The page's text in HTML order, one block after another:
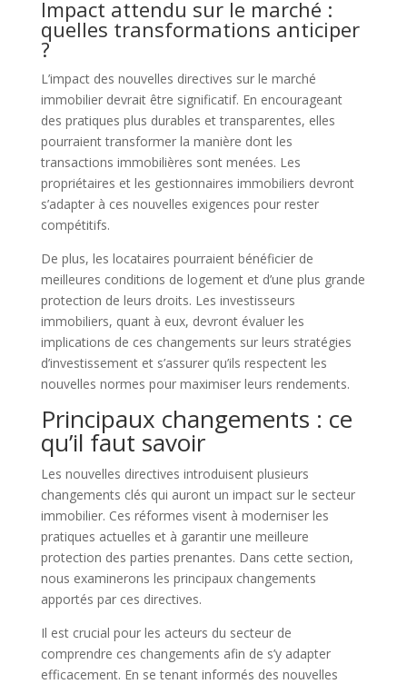
Impact attendu sur le marché :
quelles transformations anticiper
?
L’impact des nouvelles directives sur le marché
immobilier devrait être significatif. En encourageant
des pratiques plus durables et transparentes, elles
pourraient transformer la manière dont les
transactions immobilières sont menées. Les
propriétaires et les gestionnaires immobiliers devront
s’adapter à ces nouvelles exigences pour rester
compétitifs.
De plus, les locataires pourraient bénéficier de
meilleures conditions de logement et d’une plus grande
protection de leurs droits. Les investisseurs
immobiliers, quant à eux, devront évaluer les
implications de ces changements sur leurs stratégies
d’investissement et s’assurer qu’ils respectent les
nouvelles normes pour maximiser leurs rendements.
Principaux changements : ce
qu’il faut savoir
Les nouvelles directives introduisent plusieurs
changements clés qui auront un impact sur le secteur
immobilier. Ces réformes visent à moderniser les
pratiques actuelles et à garantir une meilleure
protection des parties prenantes. Dans cette section,
nous examinerons les principaux changements
apportés par ces directives.
Il est crucial pour les acteurs du secteur de
comprendre ces changements afin de s’y adapter
efficacement. En se tenant informés des nouvelles